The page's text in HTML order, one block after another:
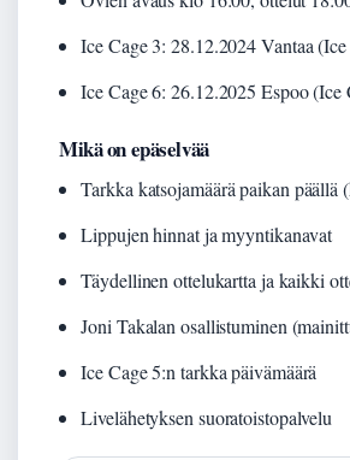
Ice Cage 3: 28.12.2024 Vantaa
Ice Cage 6: 26.12.2025 Espoo (Ice
Mikä on epäselvää
Tarkka katsojamäärä paikan
Lippujen hinnat ja myyntikanavat
Täydellinen ottelukartta ja kaikki
Joni Takalan osallistuminen
Ice Cage 5:n tarkka päivämäärä
Livelähetyksen suoratoistopalvelu